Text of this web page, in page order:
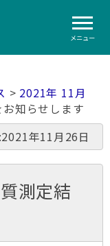
メニュー
> 2021年 11月
知らせします
年11月26日
測定結